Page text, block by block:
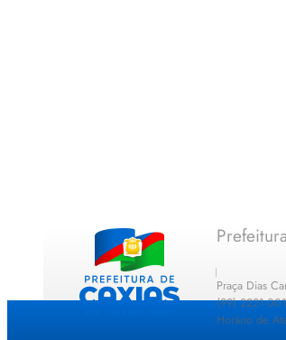
Praça Dias
(99) 2221-
Horário de